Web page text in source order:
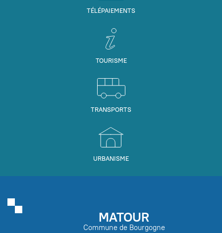
TÉLÉPAIEMENTS
TOURISME
TRANSPORTS
URBANISME
MATOUR
Commune de Bourgogne